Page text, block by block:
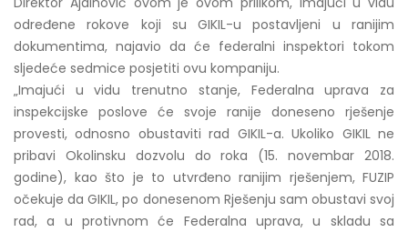
određene rokove koji su GIKIL-u postavljeni u ranijim
dokumentima, najavio da će federalni inspektori tokom
sljedeće sedmice posjetiti ovu kompaniju.
„Imajući u vidu trenutno stanje, Federalna uprava za
inspekcijske poslove će svoje ranije doneseno rješenje
provesti, odnosno obustaviti rad GIKIL-a. Ukoliko GIKIL ne
pribavi Okolinsku dozvolu do roka (15. novembar 2018.
godine), kao što je to utvrđeno ranijim rješenjem, FUZIP
očekuje da GIKIL, po donesenom Rješenju sam obustavi svoj
rad, a u protivnom će Federalna uprava, u skladu sa